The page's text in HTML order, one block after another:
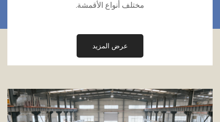
مختلف أنواع الأقمشة.
عرض المزيد